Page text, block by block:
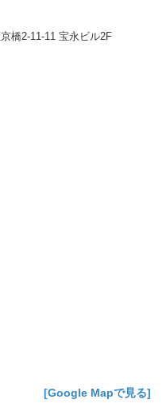
橋2-11-11 宝永ビル2F
[Google Mapで見る]